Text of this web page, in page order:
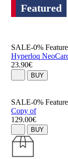
Featured
SALE-0%
Hyperloq
23.90€
BUY
SALE-0%
Copy of
129.00€
BUY